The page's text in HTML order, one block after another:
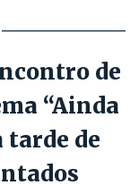
de
“Ainda
tarde de